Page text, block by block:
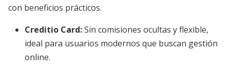
con beneficios prácticos.
Creditio Card:Sin comisiones ocultas y flexible,
ideal para usuarios modernos que buscan gestión
online.